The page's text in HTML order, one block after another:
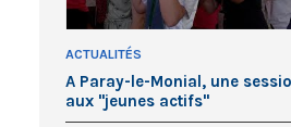
ACTUALITÉS
A Paray-le-Monial, une
aux "jeunes actifs"